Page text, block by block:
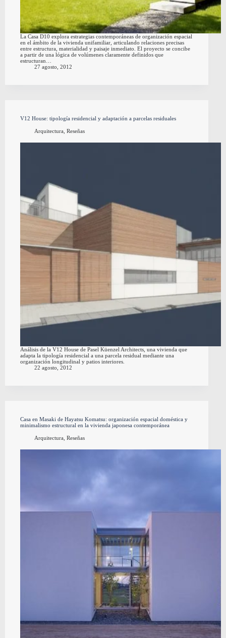
La Casa D10 explora estrategias contemporáneas de organización espacial
en el ámbito de la vivienda unifamiliar, articulando relaciones precisas
entre estructura, materialidad y paisaje inmediato. El proyecto se concibe
a partir de una lógica de volúmenes claramente definidos que
estructuran…
27 agosto, 2012
V12 House: tipología residencial y adaptación a parcelas residuales
Arquitectura, Reseñas
Análisis de la V12 House de Pasel Küenzel Architects, una vivienda que
adapta la tipología residencial a una parcela residual mediante una
organización longitudinal y patios interiores.
22 agosto, 2012
Casa en Masaki de Hayatsu Komatsu: organización espacial doméstica y
minimalismo estructural en la vivienda japonesa contemporánea
Arquitectura, Reseñas